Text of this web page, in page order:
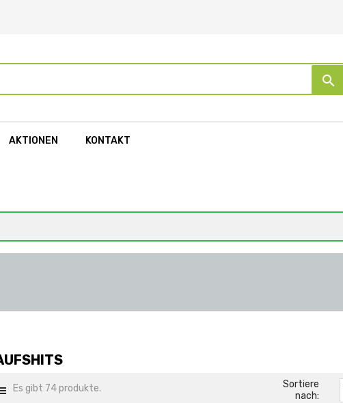
search
AKTIONEN KONTAKT
Es gibt 74 produkte.
Sortiere
nach: